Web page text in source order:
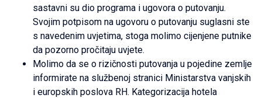
sastavni su dio programa i ugovora o putovanju.
Svojim potpisom na ugovoru o putovanju suglasni ste
s navedenim uvjetima, stoga molimo cijenjene putnike
da pozorno pročitaju uvjete.
Molimo da se o rizičnosti putovanja u pojedine zemlje
informirate na službenoj stranici Ministarstva vanjskih
i europskih poslova RH. Kategorizacija hotela